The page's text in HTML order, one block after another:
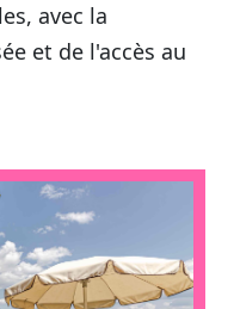
avec la
et de l'accès au